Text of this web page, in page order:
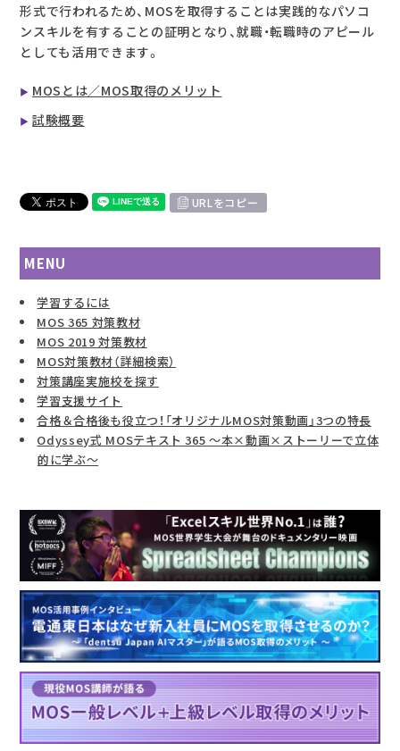
形式で行われるため、MOSを取得することは実践的なパソコ
ンスキルを有することの証明となり、就職・転職時のアピール
としても活用できます。
MOSとは／MOS取得のメリット
試験概要
URLをコピー
MENU
学習するには
MOS 365 対策教材
MOS 2019 対策教材
MOS対策教材（詳細検索）
対策講座実施校を探す
学習支援サイト
合格＆合格後も役立つ！「オリジナルMOS対策動画」3つの特長
Odyssey式 MOSテキスト 365 ～本×動画×ストーリーで立体
的に学ぶ～